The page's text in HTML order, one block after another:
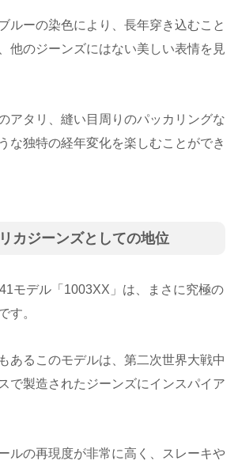
ルーの染色により、長年穿き込むこと
他のジーンズにはない美しい表情を見
アタリ、縫い目周りのパッカリングな
な独特の経年変化を楽しむことができ
カジーンズとしての地位
モデル「1003XX」は、まさに究極の
す。
あるこのモデルは、第二次世界大戦中
で製造されたジーンズにインスパイア
ルの再現度が非常に高く、スレーキや